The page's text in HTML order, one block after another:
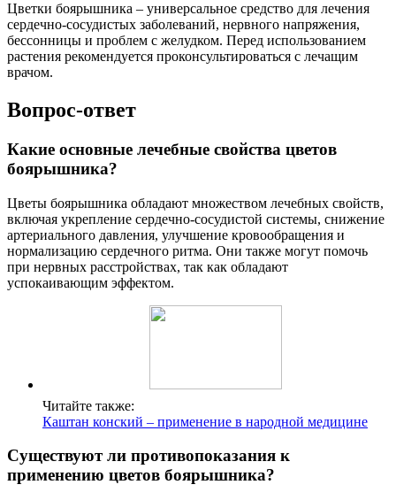
Цветки боярышника – универсальное средство для лечения
сердечно-сосудистых заболеваний, нервного напряжения,
бессонницы и проблем с желудком. Перед использованием
растения рекомендуется проконсультироваться с лечащим
врачом.
Вопрос-ответ
Какие основные лечебные свойства цветов
боярышника?
Цветы боярышника обладают множеством лечебных свойств,
включая укрепление сердечно-сосудистой системы, снижение
артериального давления, улучшение кровообращения и
нормализацию сердечного ритма. Они также могут помочь
при нервных расстройствах, так как обладают
успокаивающим эффектом.
Читайте также:
Каштан конский – применение в народной медицине
Существуют ли противопоказания к
применению цветов боярышника?